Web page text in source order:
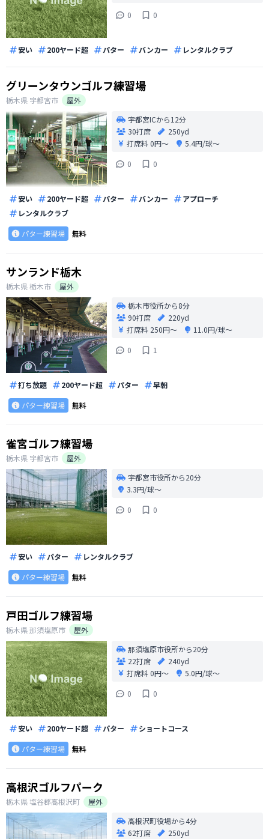
0
0
安い 200ヤード超 パター バンカー レンタルクラブ
グリーンタウンゴルフ練習場
栃木県 宇都宮市
屋外
宇都宮ICから12分
30打席
250yd
打席料0円〜
5.4円/球〜
0
0
安い 200ヤード超 パター バンカー
アプローチ
レンタルクラブ
パター練習場
無料
サンランド栃木
栃木県栃木市
屋外
栃木市役所から8分
90打席
220yd
打席料 250円〜
11.0円/球〜
0
1
打ち放題 200ヤード超 パター
早朝
パター練習場
無料
雀宮ゴルフ練習場
栃木県 宇都宮市
屋外
宇都宮市役所から20分
3.3円/球〜
0
0
安い パター
レンタルクラブ
パター練習場
無料
戸田ゴルフ練習場
栃木県那須塩原市
屋外
那須塩原市役所から20分
22打席
240yd
打席料0円〜
5.0円/球〜
0
0
安い 200ヤード超 パター
ショートコース
パター練習場
無料
高根沢ゴルフパーク
栃木県塩谷郡高根沢町
屋外
高根沢町役場から4分
62打席
250yd